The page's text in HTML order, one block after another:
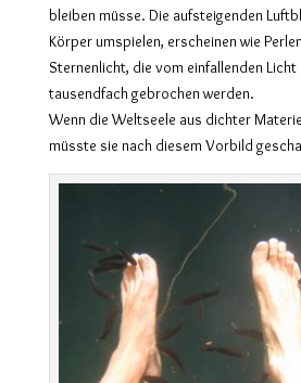
bleiben müsse. Die aufsteigenden
Körper umspielen, erscheinen wie
Sternenlicht, die vom einfallenden Licht
tausendfach gebrochen werden.
Wenn die Weltseele aus dichter
müsste sie nach diesem Vorbild